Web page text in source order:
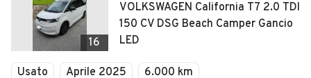
16
VOLKSWAGEN California T7 2.0 TDI
150 CV DSG Beach Camper Gancio
LED
Usato Aprile 2025
6.000 km